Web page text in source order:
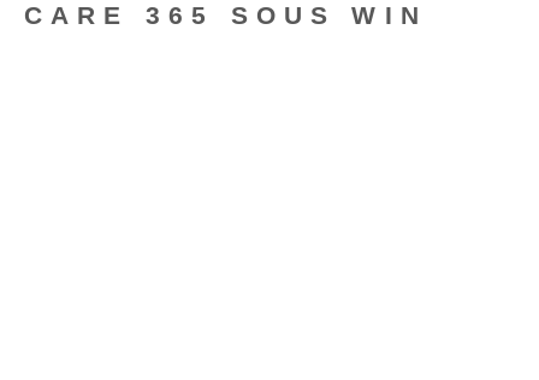
CARE 365 SOUS WIN